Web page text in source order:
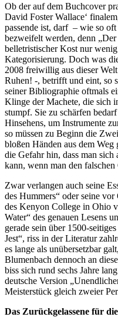
Ob der auf dem Buchcover
David Foster Wallace‘
passende ist, darf – wie so
bezweifelt werden, denn
belletristischer Kost nur
Kategorisierung. Doch was
2008 freiwillig aus dieser
Ruhen! -, betrifft und eint, so
seiner Bibliographie oftmals
Klinge der Machete, die sich
stumpf. Sie zu schärfen
Hinsehens, um Instrumente
so müssen zu Beginn die
bloßen Händen aus dem
die Gefahr hin, dass man
kann, wenn man den
Zwar verlangen auch seine
des Hummers“ oder seine
des Kenyon College in Ohio
Water“ des genauen Lesens
gerade sein über 1500-
Jest“, riss in der Literatur
es lange als unübersetzbar
Blumenbach dennoch an
biss sich rund sechs Jahre
deutsche Version
Meisterstück gleich zweier
Das Zurückgelassene für